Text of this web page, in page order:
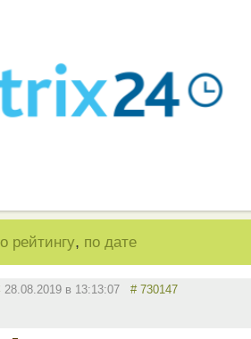
рейтингу, по дате
28.08.2019 в 13:13:07 # 730147